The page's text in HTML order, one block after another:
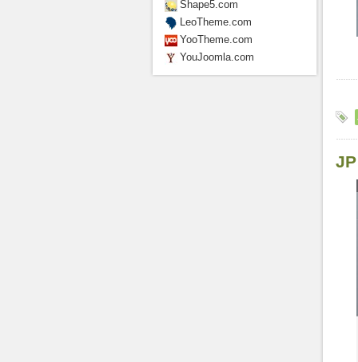
Shape5.com
LeoTheme.com
YooTheme.com
YouJoomla.com